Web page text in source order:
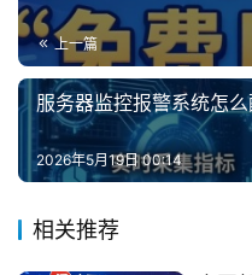
上一篇
服务器监控报警系统怎
2026年5月19日 00:14
相关推荐